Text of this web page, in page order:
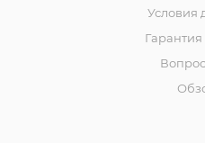
Условия
Гарантия